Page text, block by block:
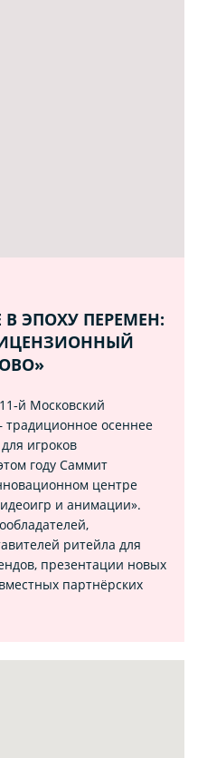
ЭПОХУ ПЕРЕМЕН:
Московский
осеннее
игроков
году Саммит
центре
и анимации».
ритейла для
презентации новых
партнёрских